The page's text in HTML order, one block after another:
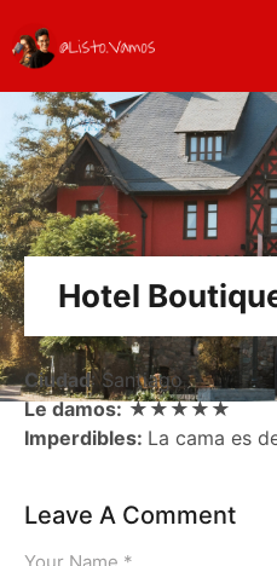
Hotel
Ciudad: Santiago
Le damos: ★★★★★
Imperdibles: La cama es
Leave A Comment